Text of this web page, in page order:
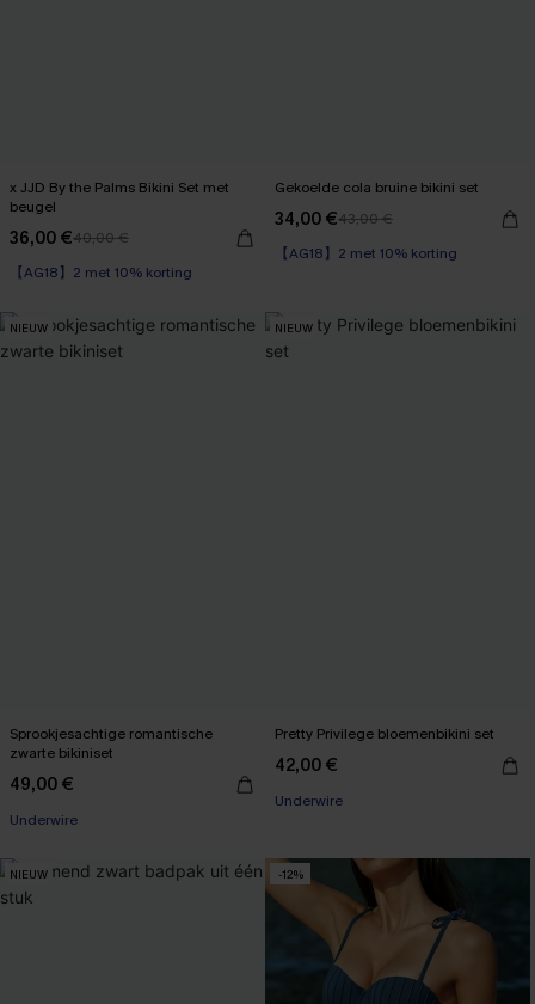
x JJD By the Palms Bikini Set met
beugel
36,00 €40,00 €
【AG18】2 met 10% korting
Op voorraad
Gekoelde cola bruine bikini set
34,00 €43,00 €
【AG18】2 met 10% korting
High Waist
NIEUW
Sprookjesachtige romantische
zwarte bikiniset
49,00 €
Underwire
NIEUW
Pretty Privilege bloemenbikini set
42,00 €
Underwire
NIEUW -12%